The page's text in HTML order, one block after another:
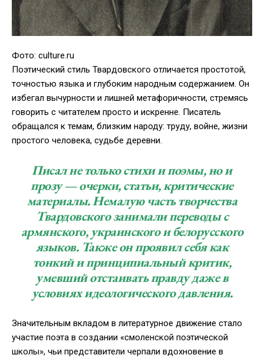
Фото: culture.ru
Поэтический стиль Твардовского отличается простотой,
точностью языка и глубоким народным содержанием. Он
избегал вычурности и лишней метафоричности, стремясь
говорить с читателем просто и искренне. Писатель
обращался к темам, близким народу: труду, войне, жизни
простого человека, судьбе деревни.
Писал не только стихи и поэмы, но и
прозу — очерки, статьи, критические
материалы. Немалую часть творчества
Твардовского занимали переводы с
армянского, украинского и белорусского
языков. Также он проявил себя как
тонкий и принципиальный критик,
умевший отстаивать правду даже в
условиях идеологического давления.
Значительным вкладом в литературное движение стало
участие поэта в создании «смоленской поэтической
школы», чьи представители черпали вдохновение в